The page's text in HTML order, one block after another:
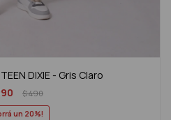
DIXIE - Gris Claro
$490
20